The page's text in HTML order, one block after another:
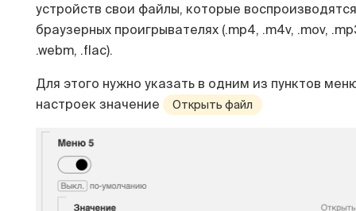
Čeština
устройств свои файлы, которые
браузерных проигрывателях (.mp4, .m4v, .mov,
.webm, .flac).
Для этого нужно указать в одним из пунктов
настроек значение
Открыть файл